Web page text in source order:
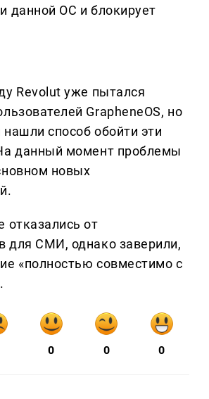
данной ОС и блокирует
Revolut уже пытался
GrapheneOS, но
нашли способ обойти эти
данный момент проблемы
новых
отказались от
для СМИ, однако заверили,
«полностью совместимо с
0 0 0